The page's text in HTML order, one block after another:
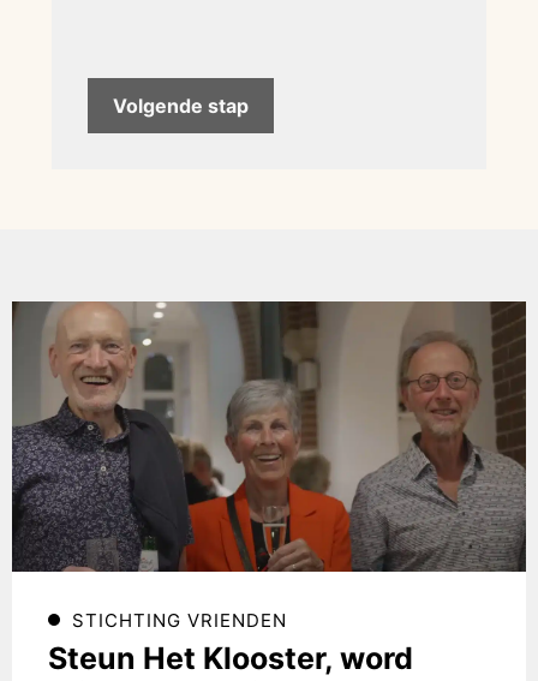
STICHTING VRIENDEN
Steun Het Klooster, word